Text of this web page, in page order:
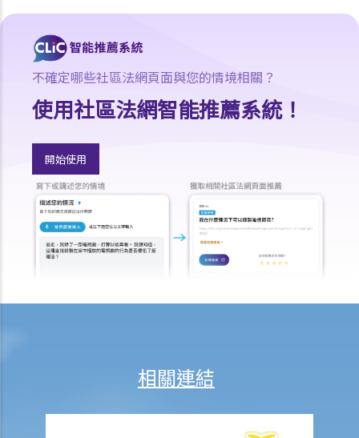
僱員可否向勞工處報告與工作有關的意外？
其他有關工傷的事項
如何安排支付工傷賠償？
若然我不能與僱主和平地解決工傷賠償問題，將案件呈交法院的時限是
若然我對條例所給予的補償感到不滿，或者我認為僱主忽略了應有的安
全措施，我可否進一步提出申索？
人壽保險
受保人已失蹤了數年，其保單受益人可否向保險公司索取死亡賠償？
單索取全數保額，或只可索取實際開支或損失？人壽保險的死亡賠償會
不確定哪些社區法網頁面與您的情境相關？
使用社區法網智能推薦系統！
開始使用
相關連結